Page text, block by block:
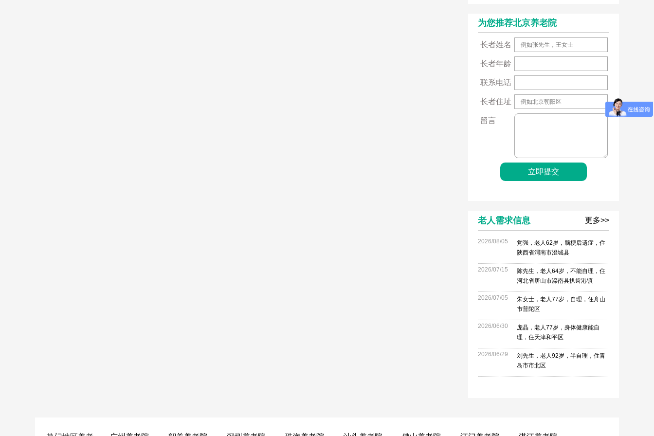
为您推荐北京养老院
长者姓名
长者年龄
联系电话
长者住址
留言
老人需求信息 更多>>
2026/08/05
党强，老人62岁，脑梗后遗症，住
陕西省渭南市澄城县
2026/07/15
陈先生，老人64岁，不能自理，住
河北省唐山市滦南县扒齿港镇
2026/07/05
朱女士，老人77岁，自理，住舟山
市普陀区
2026/06/30
庞晶，老人77岁，身体健康能自
理，住天津和平区
2026/06/29
刘先生，老人92岁，半自理，住青
岛市市北区